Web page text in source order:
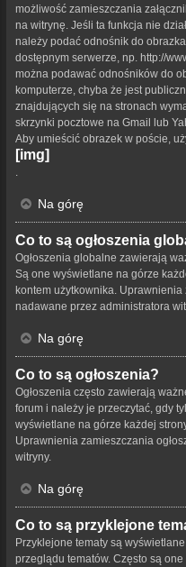
możliwość zamieszczania
na witrynę. Jeśli ta funkcja nie
należy podać odnośnik do
dostępnym serwerze, np. http://
można podawać odnośników do
komputerze, chyba że jest
znajdujących się na stronach
skrzynki pocztowe na Gmail lub
Aby umieścić obrazek w poście,
[img]
Na górę
Co to są ogłoszenia
Ogłoszenia globalne zawierają
Są one wyświetlane na górze
kontem użytkownika.
nadawane przez administratora
Na górę
Co to są ogłoszenia?
Ogłoszenia często zawierają
forum i należy je przeczytać, gdy
wyświetlane na górze każdej
Uprawnienia zamieszczania
witryny.
Na górę
Co to są przyklejone
Przyklejone tematy są
przeglądu tematów. Często są